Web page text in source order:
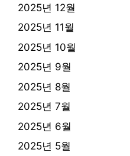
2025년 12월
2025년 11월
2025년 10월
2025년 9월
2025년 8월
2025년 7월
2025년 6월
2025년 5월